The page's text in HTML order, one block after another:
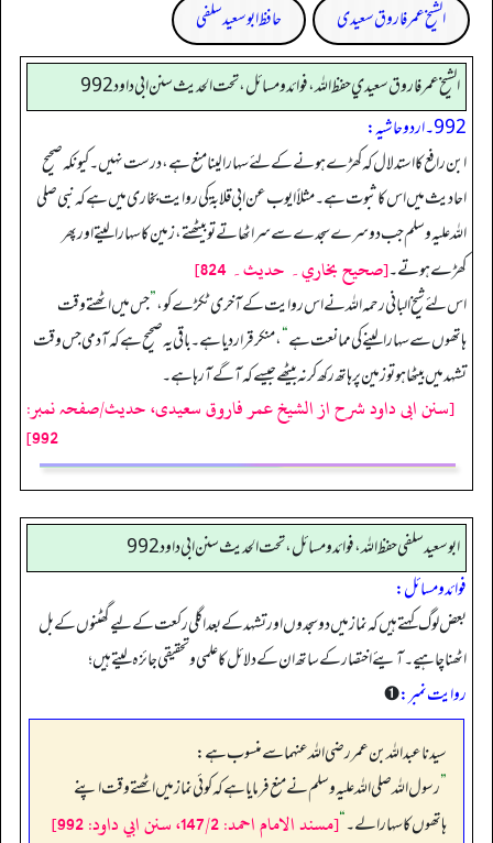
الشیخ عمر فاروق سعیدی
حافظ ابوسعید سلفی
الشيخ عمر فاروق سعيدي حفظ الله، فوائد و مسائل، تحت الحديث سنن ابي داود 992
992۔ اردو حاشیہ:
ابن رافع کا استدلال کہ کھڑے ہونے کے لئے سہارا لینا منع ہے، درست نہیں۔ کیونکہ صحیح
احادیث میں اس کا ثبوت ہے۔ مثلاً ایوب عن ابی قلابۃ کی روایت بخاری میں ہے کہ نبی صلی
اللہ علیہ وسلم جب دوسرے سجدے سے سر اٹھاتے تو بیٹھتے، زمین کاسہارا لیتے اور پھر
کھڑے ہوتے۔[صحيح بخاري۔ حديث۔ 824]
اس لئے شیخ البانی رحمہ اللہ نے اس روایت کے آخری ٹکڑے کو،”جس میں اٹھتے وقت
ہاتھوں سے سہارا لینے کی ممانعت ہے“، منکر قرار دیا ہے۔ باقی یہ صحیح ہے کہ آدمی جس وقت
تشہد میں بیٹھا ہو تو زمین پر ہاتھ رکھ کر نہ بیٹھے جیسے کہ آگے آ رہا ہے۔
[سنن ابی داود شرح از الشیخ عمر فاروق سعیدی، حدیث/صفحہ نمبر:
992]
ابوسعيد سلفي حفظ الله، فوائد و مسائل، تحت الحديث سنن ابي داود 992
فوائد و مسائل:
بعض لوگ کہتے ہیں کہ نماز میں دو سجدوں اور تشہد کے بعد اگلی رکعت کے لیے گھٹنوں کے بل
اٹھنا چاہیے۔ آیئے اختصار کے ساتھ ان کے دلائل کا علمی و تحقیقی جائزہ لیتے ہیں؛
روایت نمبر:➊
سیدنا عبداللہ بن عمر رضی اللہ عنہما سے منسوب ہے:
”رسول اللہ صلی اللہ علیہ وسلم نے منع فرمایا ہے کہ کوئی نماز میں اٹھتے وقت اپنے
ہاتھوں کا سہارا لے۔“[مسند الامام احمد: 147/2، سنن ابي داود: 992]